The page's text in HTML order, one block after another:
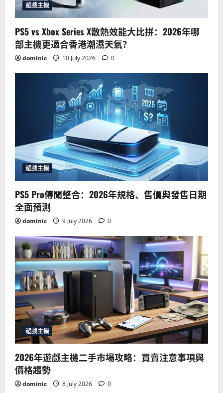
遊戲主機
PS5 vs Xbox Series X散熱效能大比拼：2026年哪
部主機更適合香港潮濕天氣？
dominic 10 July 2026 0
遊戲主機
PS5 Pro傳聞整合：2026年規格、售價與發售日期
全面預測
dominic 9 July 2026 0
遊戲主機
2026年遊戲主機二手市場攻略：買賣注意事項與
價格趨勢
dominic 8 July 2026 0